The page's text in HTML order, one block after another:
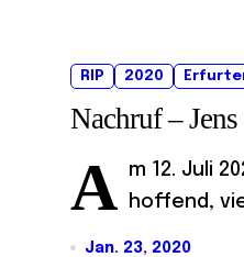
RIP 2020
Nachruf –
A
m 12. Juli
hoffend,
Jan. 23, 2020